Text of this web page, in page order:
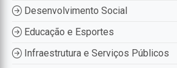
Desenvolvimento Social
Educação e Esportes
Infraestrutura e Serviços Públicos